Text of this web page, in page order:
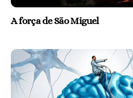
A força de São Miguel